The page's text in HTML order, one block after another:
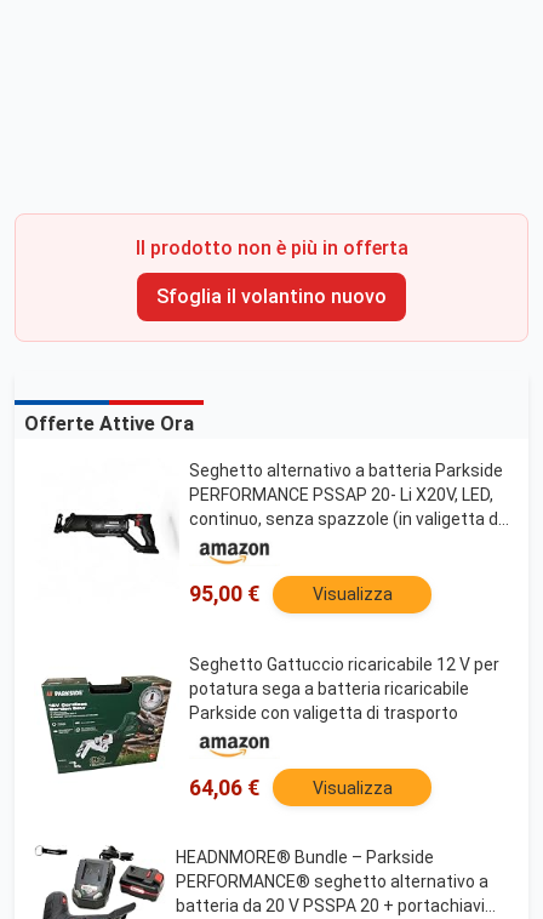
Il prodotto non è più in offerta
Sfoglia il volantino nuovo
Offerte Attive Ora
Seghetto alternativo a batteria Parkside
PERFORMANCE PSSAP 20- Li X20V, LED,
continuo, senza spazzole (in valigetta di
trasporto, senza batteria e caricatore)
95,00 € Visualizza
Seghetto Gattuccio ricaricabile 12 V per
potatura sega a batteria ricaricabile
Parkside con valigetta di trasporto
64,06 € Visualizza
HEADNMORE® Bundle – Parkside
PERFORMANCE® seghetto alternativo a
batteria da 20 V PSSPA 20 + portachiavi